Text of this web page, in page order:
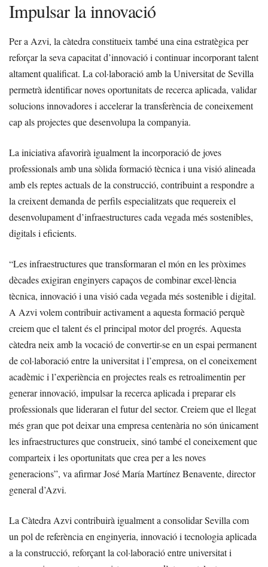
Impulsar la innovació
Per a Azvi, la càtedra constitueix també una eina estratègica per
reforçar la seva capacitat d’innovació i continuar incorporant talent
altament qualificat. La col·laboració amb la Universitat de Sevilla
permetrà identificar noves oportunitats de recerca aplicada, validar
solucions innovadores i accelerar la transferència de coneixement
cap als projectes que desenvolupa la companyia.
La iniciativa afavorirà igualment la incorporació de joves
professionals amb una sòlida formació tècnica i una visió alineada
amb els reptes actuals de la construcció, contribuint a respondre a
la creixent demanda de perfils especialitzats que requereix el
desenvolupament d’infraestructures cada vegada més sostenibles,
digitals i eficients.
“Les infraestructures que transformaran el món en les pròximes
dècades exigiran enginyers capaços de combinar excel·lència
tècnica, innovació i una visió cada vegada més sostenible i digital.
A Azvi volem contribuir activament a aquesta formació perquè
creiem que el talent és el principal motor del progrés. Aquesta
càtedra neix amb la vocació de convertir-se en un espai permanent
de col·laboració entre la universitat i l’empresa, on el coneixement
acadèmic i l’experiència en projectes reals es retroalimentin per
generar innovació, impulsar la recerca aplicada i preparar els
professionals que lideraran el futur del sector. Creiem que el llegat
més gran que pot deixar una empresa centenària no són únicament
les infraestructures que construeix, sinó també el coneixement que
comparteix i les oportunitats que crea per a les noves
generacions”, va afirmar José María Martínez Benavente, director
general d’Azvi.
La Càtedra Azvi contribuirà igualment a consolidar Sevilla com
un pol de referència en enginyeria, innovació i tecnologia aplicada
a la construcció, reforçant la col·laboració entre universitat i